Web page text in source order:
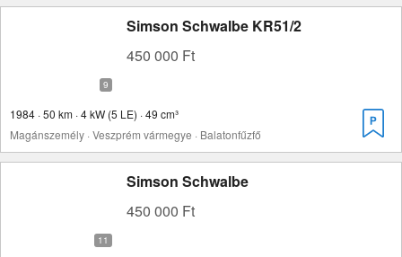
Simson Schwalbe KR51/2
450 000 Ft
1984 · 50 km · 4 kW (5 LE) · 49 cm³
Magánszemély · Veszprém vármegye · Balatonfűzfő
Simson Schwalbe
450 000 Ft